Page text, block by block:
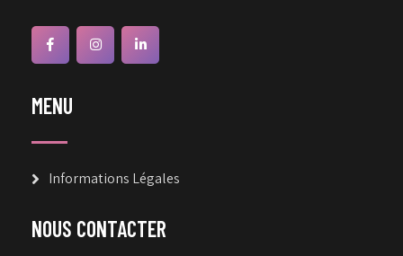
MENU
Informations Légales
NOUS CONTACTER